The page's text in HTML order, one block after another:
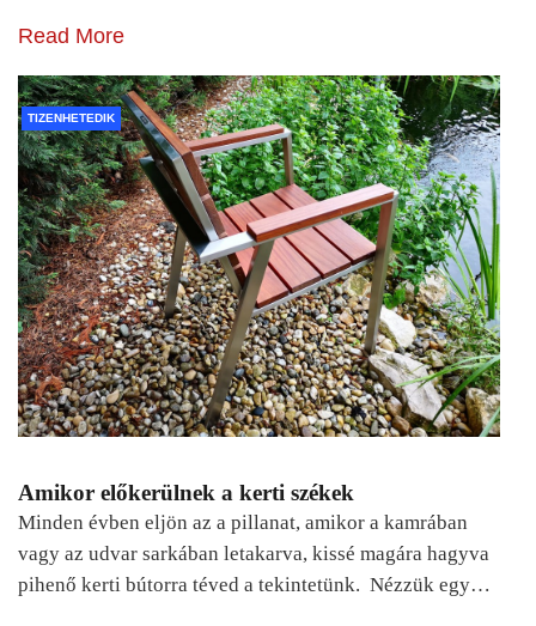
Read More
TIZENHETEDIK
Amikor előkerülnek a kerti székek
Minden évben eljön az a pillanat, amikor a kamrában
vagy az udvar sarkában letakarva, kissé magára hagyva
pihenő kerti bútorra téved a tekintetünk. Nézzük egy…